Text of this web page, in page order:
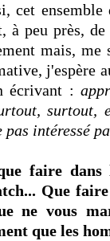
cet
à peu près,
mais, me
j'espère
écrivant :
surtout,
pas intéressé
faire
Que
ne vous
que les